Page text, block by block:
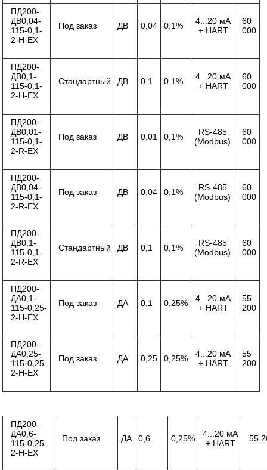
ПД200-
ДВ0,04-
115-0,1-
2-Н-ЕХ
Под заказ ДВ 0,04 0,1%
4...20 мА
+ HART
60
000
ПД200-
ДВ0,1-
115-0,1-
2-Н-ЕХ
Стандартный ДВ 0,1 0,1%
4...20 мА
+ HART
60
000
ПД200-
ДВ0,01-
115-0,1-
2-R-ЕХ
Под заказ ДВ 0,01 0,1%
RS-485
(Modbus)
60
000
ПД200-
ДВ0,04-
115-0,1-
2-R-ЕХ
Под заказ ДВ 0,04 0,1%
RS-485
(Modbus)
60
000
ПД200-
ДВ0,1-
115-0,1-
2-R-ЕХ
Стандартный ДВ 0,1 0,1%
RS-485
(Modbus)
60
000
ПД200-
ДА0,1-
115-0,25-
2-Н-ЕХ
Под заказ ДА 0,1 0,25%
4...20 мА
+ HART
55
200
ПД200-
ДА0,25-
115-0,25-
2-Н-ЕХ
Под заказ ДА 0,25 0,25%
4...20 мА
+ HART
55
200
ПД200-
ДА0,6-
115-0,25-
2-Н-ЕХ
Под заказ ДА 0,6 0,25%
4...20 мА
+ HART
55